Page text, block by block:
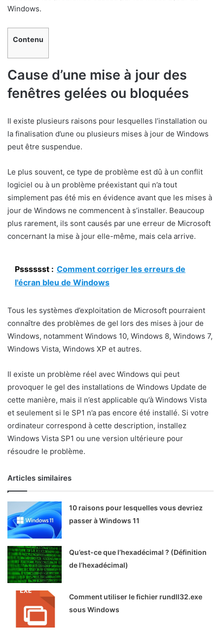
Windows.
Contenu
Cause d’une mise à jour des
fenêtres gelées ou bloquées
Il existe plusieurs raisons pour lesquelles l’installation ou
la finalisation d’une ou plusieurs mises à jour de Windows
peut être suspendue.
Le plus souvent, ce type de problème est dû à un conflit
logiciel ou à un problème préexistant qui n’a tout
simplement pas été mis en évidence avant que les mises à
jour de Windows ne commencent à s’installer. Beaucoup
plus rarement, ils sont causés par une erreur de Microsoft
concernant la mise à jour elle-même, mais cela arrive.
Psssssst : Comment corriger les erreurs de
l'écran bleu de Windows
Tous les systèmes d’exploitation de Microsoft pourraient
connaître des problèmes de gel lors des mises à jour de
Windows, notamment Windows 10, Windows 8, Windows 7,
Windows Vista, Windows XP et autres.
Il existe un problème réel avec Windows qui peut
provoquer le gel des installations de Windows Update de
cette manière, mais il n’est applicable qu’à Windows Vista
et seulement si le SP1 n’a pas encore été installé. Si votre
ordinateur correspond à cette description, installez
Windows Vista SP1 ou une version ultérieure pour
résoudre le problème.
Articles similaires
10 raisons pour lesquelles vous devriez
passer à Windows 11
Qu’est-ce que l’hexadécimal ? (Définition
de l’hexadécimal)
Comment utiliser le fichier rundll32.exe
sous Windows